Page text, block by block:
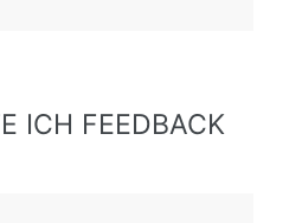
ICH FEEDBACK